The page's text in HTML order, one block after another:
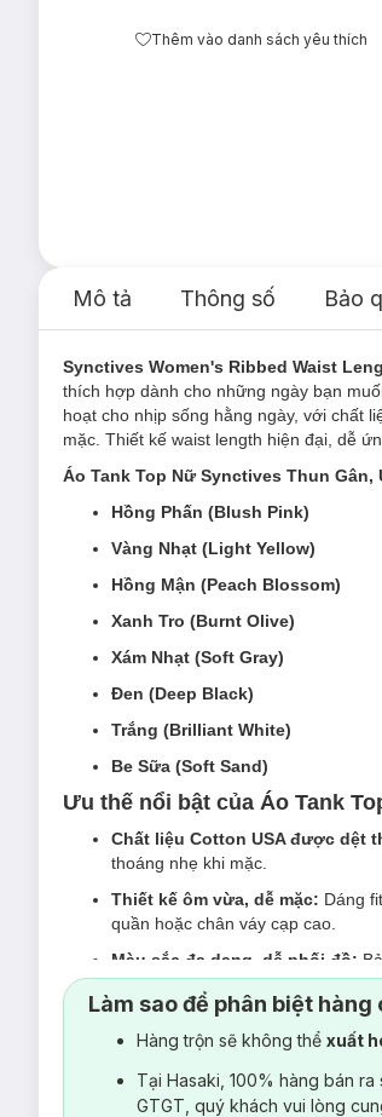
Thêm vào danh sách yêu thích
Mô tả Thông số Bảo
Synctives Women's Ribbed Waist
thích hợp dành cho những ngày bạn
hoạt cho nhịp sống hằng ngày, với chất
mặc. Thiết kế waist length hiện đại, dễ
Áo Tank Top Nữ Synctives Thun Gân,
Hồng Phấn (Blush Pink)
Vàng Nhạt (Light Yellow)
Hồng Mận (Peach Blossom)
Xanh Tro (Burnt Olive)
Xám Nhạt (Soft Gray)
Đen (Deep Black)
Trắng (Brilliant White)
Be Sữa (Soft Sand)
Ưu thế nổi bật của Áo Tank
Chất liệu Cotton USA được dệt
thoáng nhẹ khi mặc.
Thiết kế ôm vừa, dễ mặc: Dáng
quần hoặc chân váy cạp cao.
Màu sắc đa dạng, dễ phối đồ:
nhau.
Dễ ứng dụng theo nhiều kiểu:
Được hoàn thiện tỉ mỉ với kỹ thuật
Làm sao để phân biệt
Hàng trộn sẽ không thể xuất
Tại Hasaki, 100% hàng bán ra
GTGT, quý khách vui lòng